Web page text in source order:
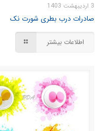
3 اردیبهشت 1403
صادرات درب بطری شورت نک
اطلاعات بیشتر